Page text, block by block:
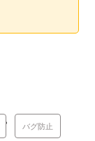
バグ防止